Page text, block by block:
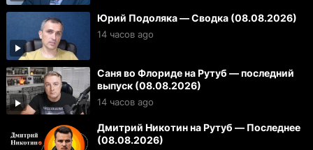
Юрий Подоляка — Сводка (08.08.2026)
14 часов ago
Саня во Флориде на Рутуб — последний
выпуск (08.08.2026)
14 часов ago
Дмитрий Никотин на Рутуб — Последнее
(08.08.2026)